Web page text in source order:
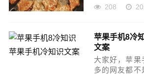
编就来为大家
的基本知识烤
次吃烤肉应
208
苹果手机8冷
文案
大家好，苹果
多的网友都不